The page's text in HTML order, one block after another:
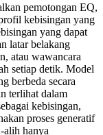
pemotongan EQ,
kebisingan yang
yang dapat
latar belakang
atau wawancara
setiap detik. Model
berbeda secara
terlihat dalam
kebisingan,
proses generatif
alih hanya